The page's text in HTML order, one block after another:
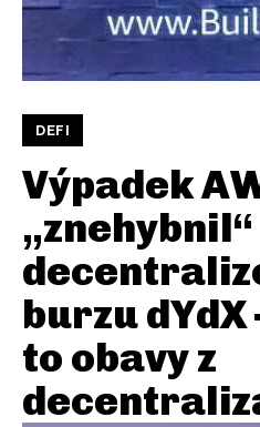
DEFI
Výpadek
„znehybnil“
burzu dYdX
to obavy z